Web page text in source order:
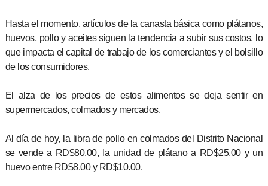
Hasta el momento, artículos de la canasta básica como plátanos,
huevos, pollo y aceites siguen la tendencia a subir sus costos, lo
que impacta el capital de trabajo de los comerciantes y el bolsillo
de los consumidores.
El alza de los precios de estos alimentos se deja sentir en
supermercados, colmados y mercados.
Al día de hoy, la libra de pollo en colmados del Distrito Nacional
se vende a RD$80.00, la unidad de plátano a RD$25.00 y un
huevo entre RD$8.00 y RD$10.00.